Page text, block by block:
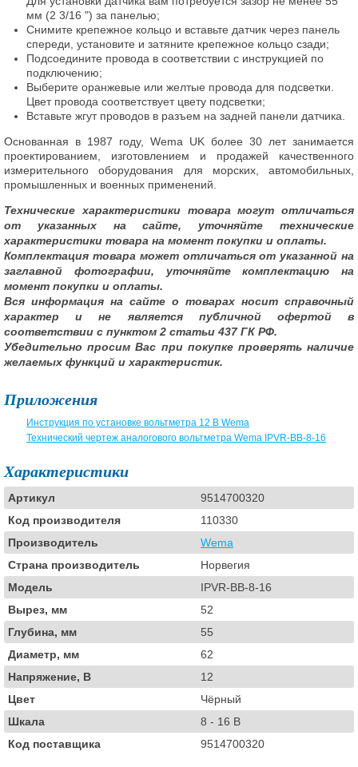
мм (2 3/16 ") за панелью;
Снимите крепежное кольцо и вставьте датчик через панель
спереди, установите и затяните крепежное кольцо сзади;
Подсоедините провода в соответствии с инструкцией по
подключению;
Выберите оранжевые или желтые провода для подсветки.
Цвет провода соответствует цвету подсветки;
Вставьте жгут проводов в разъем на задней панели датчика.
Основанная в 1987 году, Wema UK более 30 лет занимается
проектированием, изготовлением и продажей качественного
измерительного оборудования для морских, автомобильных,
промышленных и военных применений.
Технические характеристики товара могут отличаться
от указанных на сайте, уточняйте технические
характеристики товара на момент покупки и оплаты.
Комплектация товара может отличаться от указанной на
заглавной фотографии, уточняйте комплектацию на
момент покупки и оплаты.
Вся информация на сайте о товарах носит справочный
характер и не является публичной офертой в
соответствии с пунктом 2 статьи 437 ГК РФ.
Убедительно просим Вас при покупке проверять наличие
желаемых функций и характеристик.
Приложения
Инструкция по установке вольтметра 12 В Wema
Технический чертеж аналогового вольтметра Wema IPVR-BB-8-16
Характеристики
Артикул
9514700320
Код производителя
110330
Производитель
Wema
Страна производитель
Норвегия
Модель
IPVR-BB-8-16
Вырез, мм
52
Глубина, мм
55
Диаметр, мм
62
Напряжение, В
12
Цвет
Чёрный
Шкала
8 - 16 В
Код поставщика
9514700320